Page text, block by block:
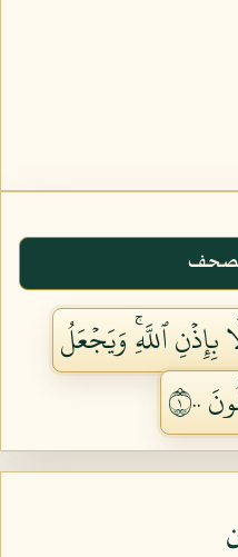
بِإِذۡنِ ٱللَّهِۚ وَيَجۡعَلُ